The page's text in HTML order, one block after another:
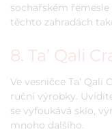
sochařském
těchto zahradách
8. Ta’ Qali
Ve vesničce Ta’
ruční výrobky.
se vyfoukává sklo,
mnoho dalšího.